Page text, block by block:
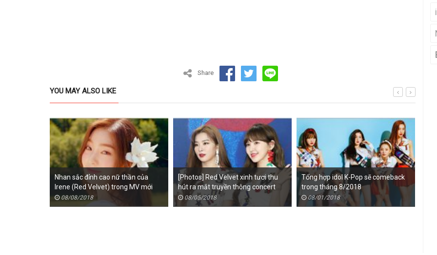
Share
YOU MAY ALSO LIKE
Nhan sắc đỉnh cao nữ thần của
Irene (Red Velvet) trong MV mới
08/08/2018
[Photos] Red Velvet xinh tươi thu
hút ra mắt truyền thông concert
thứ 2
08/05/2018
Tổng hợp idol K-Pop sẽ comeback
trong tháng 8/2018
08/01/2018